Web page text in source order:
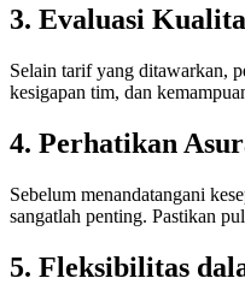
3. Evaluasi
Selain tarif yang ditawarkan,
kesigapan tim, dan
4. Perhatikan
Sebelum menandatangani
sangatlah penting. Pastikan
5. Fleksibilitas